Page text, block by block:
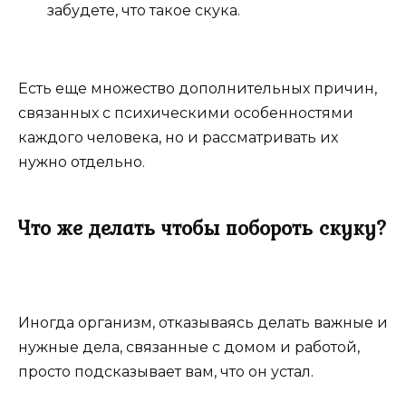
забудете, что такое скука.
Есть еще множество дополнительных причин,
связанных с психическими особенностями
каждого человека, но и рассматривать их
нужно отдельно.
Что же делать чтобы побороть скуку?
Иногда организм, отказываясь делать важные и
нужные дела, связанные с домом и работой,
просто подсказывает вам, что он устал.